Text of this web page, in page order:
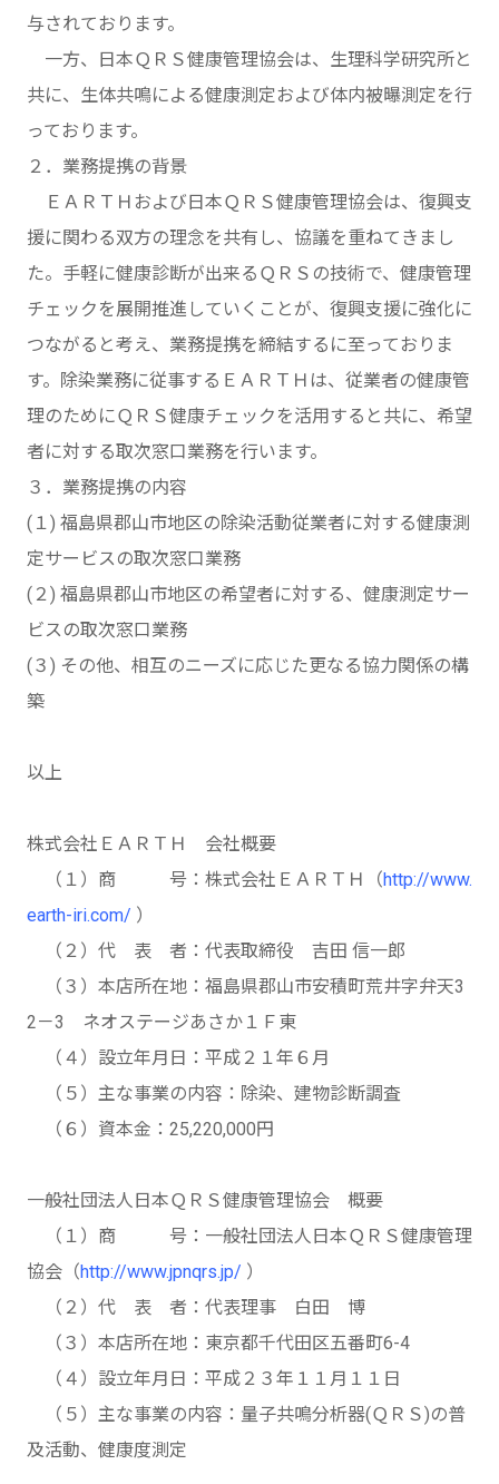
与されております。
一方、日本ＱＲＳ健康管理協会は、生理科学研究所と
共に、生体共鳴による健康測定および体内被曝測定を行
っております。
２．業務提携の背景
ＥＡＲＴＨおよび日本ＱＲＳ健康管理協会は、復興支
援に関わる双方の理念を共有し、協議を重ねてきまし
た。手軽に健康診断が出来るＱＲＳの技術で、健康管理
チェックを展開推進していくことが、復興支援に強化に
つながると考え、業務提携を締結するに至っておりま
す。除染業務に従事するＥＡＲＴＨは、従業者の健康管
理のためにＱＲＳ健康チェックを活用すると共に、希望
者に対する取次窓口業務を行います。
３．業務提携の内容
(１) 福島県郡山市地区の除染活動従業者に対する健康測
定サービスの取次窓口業務
(２) 福島県郡山市地区の希望者に対する、健康測定サー
ビスの取次窓口業務
(３) その他、相互のニーズに応じた更なる協力関係の構
築
以上
株式会社ＥＡＲＴＨ 会社概要
（１）商 号：株式会社ＥＡＲＴＨ（http://www.
earth-iri.com/ ）
（２）代 表 者：代表取締役 吉田 信一郎
（３）本店所在地：福島県郡山市安積町荒井字弁天3
2－3 ネオステージあさか１Ｆ東
（４）設立年月日：平成２１年６月
（５）主な事業の内容：除染、建物診断調査
（６）資本金：25,220,000円
一般社団法人日本ＱＲＳ健康管理協会 概要
（１）商 号：一般社団法人日本ＱＲＳ健康管理
協会（http://www.jpnqrs.jp/ ）
（２）代 表 者：代表理事 白田 博
（３）本店所在地：東京都千代田区五番町6-4
（４）設立年月日：平成２３年１１月１１日
（５）主な事業の内容：量子共鳴分析器(ＱＲＳ)の普
及活動、健康度測定